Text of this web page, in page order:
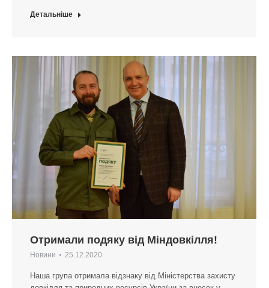
Детальніше
Отримали подяку від Міндовкілля!
Новини 25.12.2020
Наша група отримала відзнаку від Міністерства захисту